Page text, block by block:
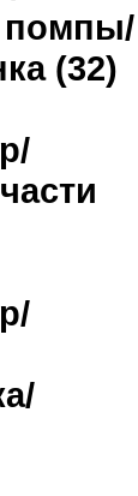
помпы/
(32)